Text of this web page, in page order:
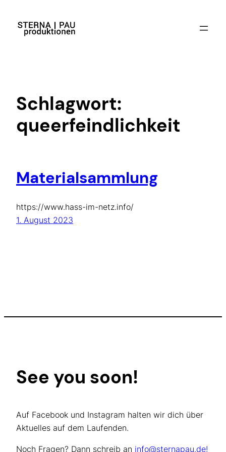
Inhalt
springen
Schlagwort:
queerfeindlichkeit
Materialsammlung
https://www.hass-im-netz.info/
1. August 2023
See you soon!
Auf Facebook und Instagram halten wir dich über
Aktuelles auf dem Laufenden.
Noch Fragen? Dann schreib an info@sternapau.de!